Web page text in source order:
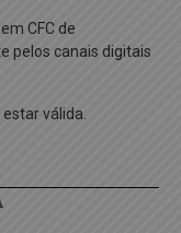
CFC de
pelos canais digitais
válida.